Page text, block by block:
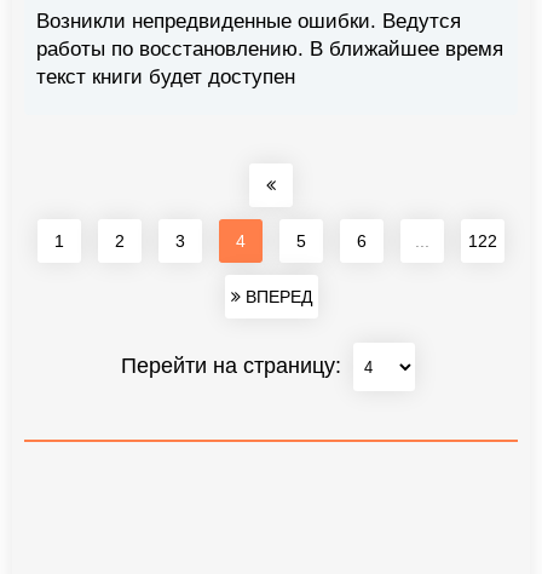
Возникли непредвиденные ошибки. Ведутся
работы по восстановлению. В ближайшее время
текст книги будет доступен
1 2 3 4 5 6 122
ВПЕРЕД
Перейти на страницу: